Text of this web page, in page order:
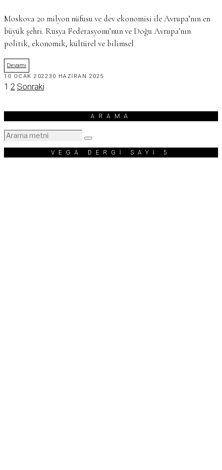
Moskova 20 milyon nüfusu ve dev ekonomisi ile Avrupa’nın en
büyük şehri. Rusya Federasyonu’nun ve Doğu Avrupa’nın
politik, ekonomik, kültürel ve bilimsel
Devamı
10 OCAK 2022 30 HAZIRAN 2025
1 2 Sonraki
ARAMA
VEGA DERGİ SAYI 5